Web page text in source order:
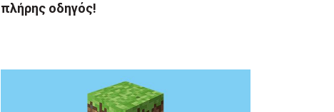
πλήρης οδηγός!